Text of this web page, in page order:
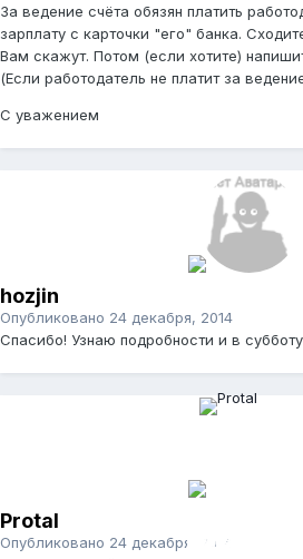
За ведение счёта обязян платить
зарплату с карточки "его" банка.
Вам скажут. Потом (если хотите)
(Если работодатель не платит за
С уважением
hozjin
Опубликовано 24 декабря, 2014
Спасибо! Узнаю подробности и в
Protal
Опубликовано 24 декабря, 2014